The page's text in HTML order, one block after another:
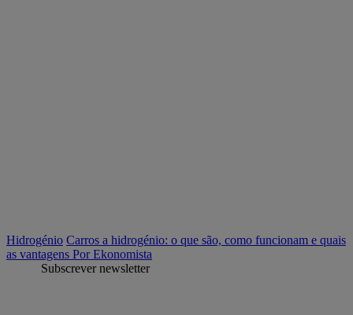
Hidrogénio Carros a hidrogénio: o que são, como funcionam e quais
as vantagens Por Ekonomista
Subscrever newsletter